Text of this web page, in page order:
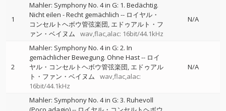
1
Mahler: Symphony No. 4 in G: 1. Bedächtig.
Nicht eilen - Recht gemächlich -- ロイヤル・
コンセルトヘボウ管弦楽団 エドゥアルト・フ
ァン・ベイヌム
wav,flac,alac: 16bit/44.1kHz
N/A
2
Mahler: Symphony No. 4 in G: 2. In
gemächlicher Bewegung. Ohne Hast-- ロイ
ヤル・コンセルトヘボウ管弦楽団 エドゥアル
ト・ファン・ベイヌム
wav,flac,alac:
16bit/44.1kHz
N/A
Mahler: Symphony No. 4 in G: 3. Ruhevoll